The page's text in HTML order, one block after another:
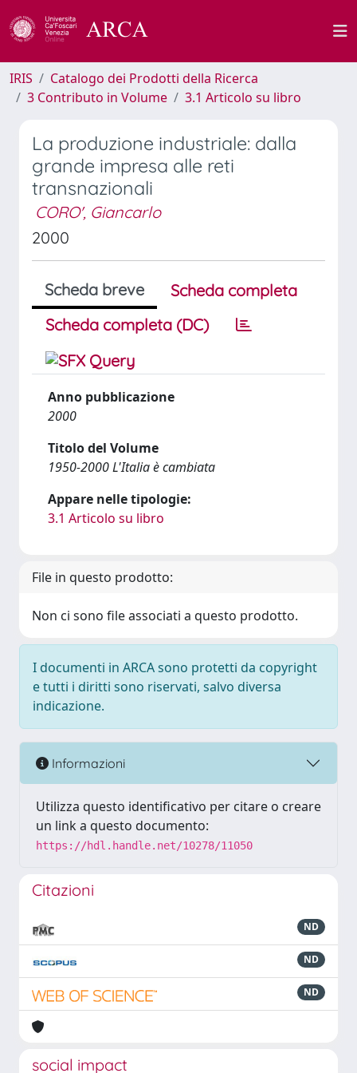
IRIS
Catalogo dei Prodotti della Ricerca
3 Contributo in Volume
3.1 Articolo su libro
La produzione industriale: dalla
grande impresa alle reti
transnazionali
CORO', Giancarlo
2000
Scheda breve
Scheda completa
Scheda completa (DC)
Anno pubblicazione
2000
Titolo del Volume
1950-2000 L'Italia è cambiata
Appare nelle tipologie:
3.1 Articolo su libro
File in questo prodotto:
Non ci sono file associati a questo prodotto.
I documenti in ARCA sono protetti da copyright
e tutti i diritti sono riservati, salvo diversa
indicazione.
Informazioni
Utilizza questo identificativo per citare o creare
un link a questo documento:
https://hdl.handle.net/10278/11050
Citazioni
ND
ND
ND
social impact